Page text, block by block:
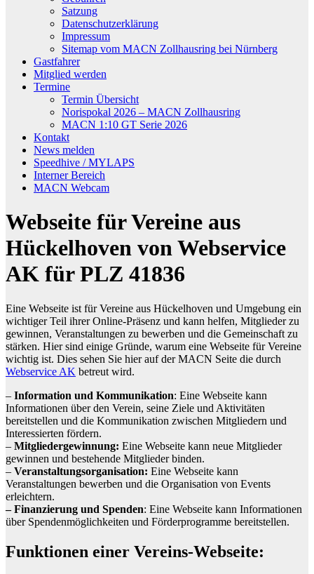
Satzung
Datenschutzerklärung
Impressum
Sitemap vom MACN Zollhausring bei Nürnberg
Gastfahrer
Mitglied werden
Termine
Termin Übersicht
Norispokal 2026 – MACN Zollhausring
MACN 1:10 GT Serie 2026
Kontakt
News melden
Speedhive / MYLAPS
Interner Bereich
MACN Webcam
Webseite für Vereine aus
Hückelhoven von Webservice
AK für PLZ 41836
Eine Webseite ist für Vereine aus Hückelhoven und Umgebung ein
wichtiger Teil ihrer Online-Präsenz und kann helfen, Mitglieder zu
gewinnen, Veranstaltungen zu bewerben und die Gemeinschaft zu
stärken. Hier sind einige Gründe, warum eine Webseite für Vereine
wichtig ist. Dies sehen Sie hier auf der MACN Seite die durch
Webservice AK betreut wird.
– Information und Kommunikation: Eine Webseite kann
Informationen über den Verein, seine Ziele und Aktivitäten
bereitstellen und die Kommunikation zwischen Mitgliedern und
Interessierten fördern.
– Mitgliedergewinnung: Eine Webseite kann neue Mitglieder
gewinnen und bestehende Mitglieder binden.
– Veranstaltungsorganisation: Eine Webseite kann
Veranstaltungen bewerben und die Organisation von Events
erleichtern.
– Finanzierung und Spenden: Eine Webseite kann Informationen
über Spendenmöglichkeiten und Förderprogramme bereitstellen.
Funktionen einer Vereins-Webseite: